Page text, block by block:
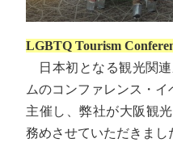
LGBTQ Tourism
日本初となる観光関
ムのコンファレンス・
主催し、弊社が大阪観
務めさせていただきまし